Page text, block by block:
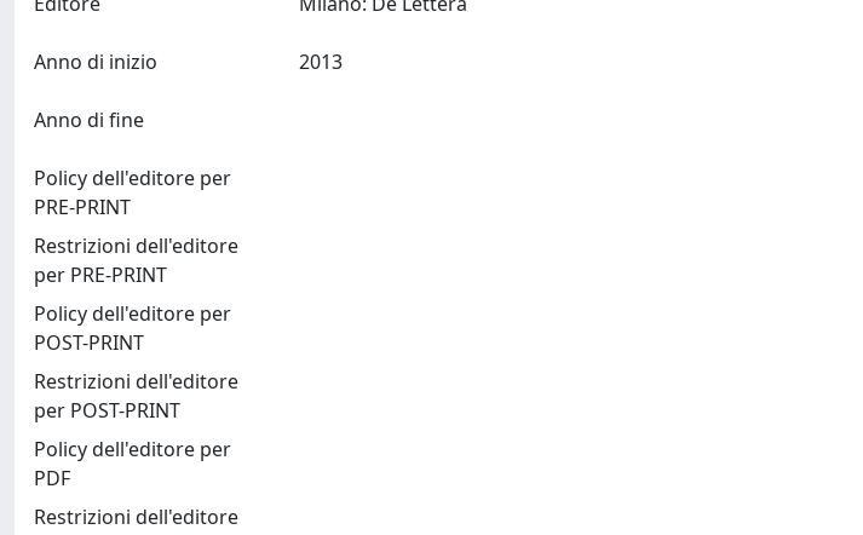
Anno di inizio
Anno di fine
Policy dell'editore per
PRE-PRINT
Restrizioni dell'editore
per PRE-PRINT
Policy dell'editore per
POST-PRINT
Restrizioni dell'editore
per POST-PRINT
Policy dell'editore per
PDF
Restrizioni dell'editore